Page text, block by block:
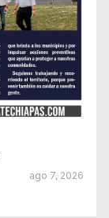
ago 7, 2026